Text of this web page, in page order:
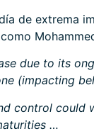
de extrema
due to its
(impacting
control
…